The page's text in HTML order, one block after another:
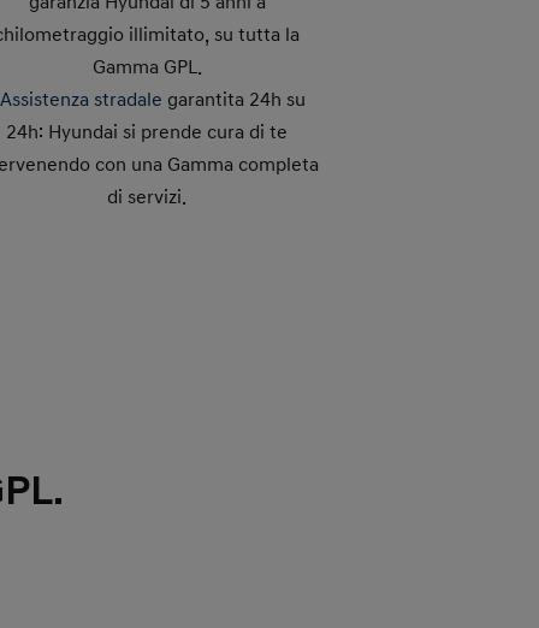
illimitato, su tutta la
Gamma GPL.
Assistenza stradale garantita 24h su
24h: Hyundai si prende cura di te
con una Gamma completa
di servizi.